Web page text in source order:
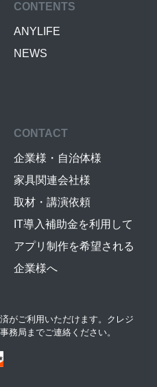
CONTENTS
ANYLIFE
NEWS
CONTACT
企業様・自治体様
家具関連会社様
取材・講演依頼
IT導入補助金を利用して
アプリ制作を希望される
企業様へ
がご利用いただけます。クレジ
務局までご連絡ください。